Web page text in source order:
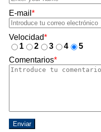
E-mail *
Velocidad*
1
2 3 4
5
Comentarios*
Enviar